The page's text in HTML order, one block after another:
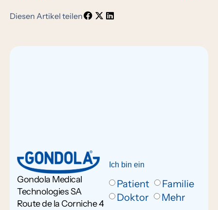
Diesen Artikel teilen
Gondola Medical
Technologies SA
Route de la Corniche 4
Ich bin ein
Patient
Familie
Doktor
Mehr